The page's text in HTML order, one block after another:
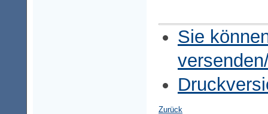
Sie
Zurück